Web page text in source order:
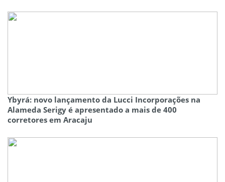
Ybyrá: novo lançamento da Lucci Incorporações na
Alameda Serigy é apresentado a mais de 400
corretores em Aracaju